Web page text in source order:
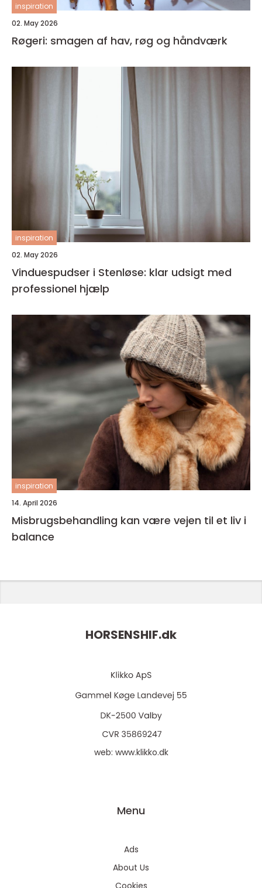
inspiration
02. May 2026
Røgeri: smagen af hav, røg og håndværk
inspiration
02. May 2026
Vinduespudser i Stenløse: klar udsigt med
professionel hjælp
inspiration
14. April 2026
Misbrugsbehandling kan være vejen til et liv i
balance
HORSENSHIF.dk
web: www.klikko.dk
Menu
Ads
About Us
Cookies